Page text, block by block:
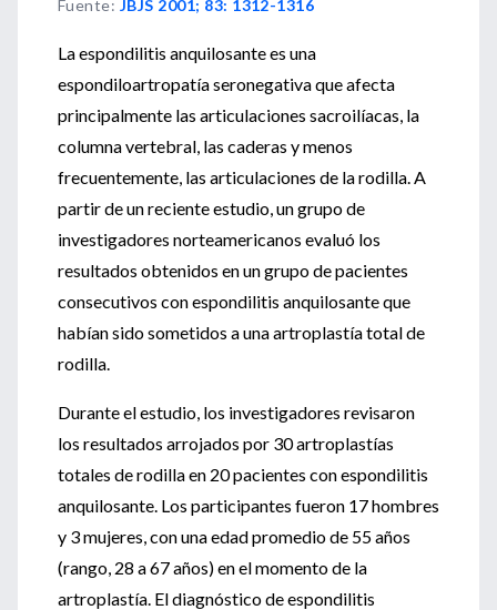
Fuente: JBJS 2001; 83: 1312-1316
La espondilitis anquilosante es una
espondiloartropatía seronegativa que afecta
principalmente las articulaciones sacroilíacas, la
columna vertebral, las caderas y menos
frecuentemente, las articulaciones de la rodilla. A
partir de un reciente estudio, un grupo de
investigadores norteamericanos evaluó los
resultados obtenidos en un grupo de pacientes
consecutivos con espondilitis anquilosante que
habían sido sometidos a una artroplastía total de
rodilla.
Durante el estudio, los investigadores revisaron
los resultados arrojados por 30 artroplastías
totales de rodilla en 20 pacientes con espondilitis
anquilosante. Los participantes fueron 17 hombres
y 3 mujeres, con una edad promedio de 55 años
(rango, 28 a 67 años) en el momento de la
artroplastía. El diagnóstico de espondilitis